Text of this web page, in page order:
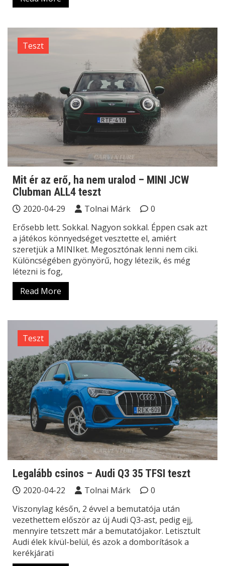
Teszt
Mit ér az erő, ha nem uralod – MINI JCW
Clubman ALL4 teszt
2020-04-29 Tolnai Márk
0
Erősebb lett. Sokkal. Nagyon sokkal. Éppen csak azt
a játékos könnyedséget vesztette el, amiért
szeretjük a MINIket. Megosztónak lenni nem ciki.
Különcségében gyönyörű, hogy létezik, és még
létezni is fog,
Read More
Teszt
Legalább csinos – Audi Q3 35 TFSI teszt
2020-04-22 Tolnai Márk
0
Viszonylag későn, 2 évvel a bemutatója után
vezethettem először az új Audi Q3-ast, pedig ejj,
mennyire tetszett már a bemutatójakor. Letisztult
Audi élek kívül-belül, és azok a domborítások a
kerékjárati